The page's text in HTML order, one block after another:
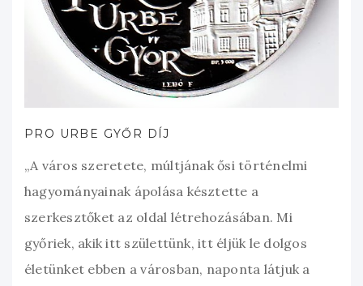
PRO URBE GYŐR DÍJ
„A város szeretete, múltjának ősi történelmi
hagyományainak ápolása késztette a
szerkesztőket az oldal létrehozásában. Mi
győriek, akik itt születtünk, itt éljük le dolgos
életünket ebben a városban, naponta látjuk a